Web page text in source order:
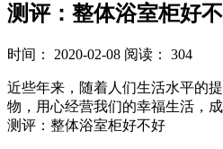
测评：整体浴室柜好
时间： 2020-02-08 阅读： 304
近些年来，随着人们生活水平的
物，用心经营我们的幸福生活，
测评：整体浴室柜好不好